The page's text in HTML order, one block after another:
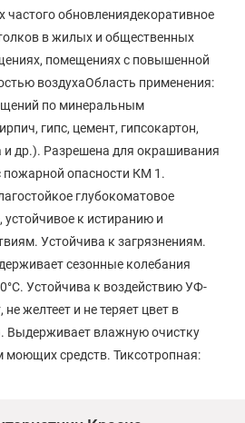
обновлениядекоративное
в жилых и общественных
помещениях с повышенной
воздухаОбласть применения:
по минеральным
гипс, цемент, гипсокартон,
и др.). Разрешена для окрашивания
пожарной опасности КМ 1.
глубокоматовое
к истиранию и
Устойчива к загрязнениям.
сезонные колебания
Устойчива к воздействию УФ-
желтеет и не теряет цвет в
Выдерживает влажную очистку
моющих средств. Тиксотропная: